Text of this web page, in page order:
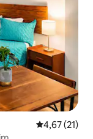
4,67 de uma
4,67 (21)